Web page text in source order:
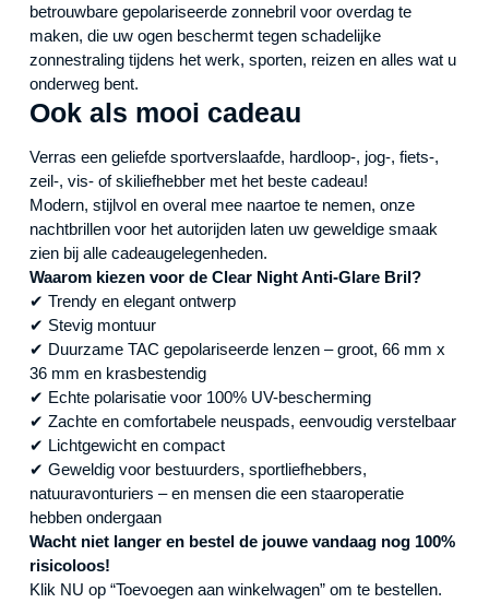
betrouwbare gepolariseerde zonnebril voor overdag te
maken, die uw ogen beschermt tegen schadelijke
zonnestraling tijdens het werk, sporten, reizen en alles wat u
onderweg bent.
Ook als mooi cadeau
Verras een geliefde sportverslaafde, hardloop-, jog-, fiets-,
zeil-, vis- of skiliefhebber met het beste cadeau!
Modern, stijlvol en overal mee naartoe te nemen, onze
nachtbrillen voor het autorijden laten uw geweldige smaak
zien bij alle cadeaugelegenheden.
Waarom kiezen voor de Clear Night Anti-Glare Bril?
✔ Trendy en elegant ontwerp
✔ Stevig montuur
✔ Duurzame TAC gepolariseerde lenzen – groot, 66 mm x
36 mm en krasbestendig
✔ Echte polarisatie voor 100% UV-bescherming
✔ Zachte en comfortabele neuspads, eenvoudig verstelbaar
✔ Lichtgewicht en compact
✔ Geweldig voor bestuurders, sportliefhebbers,
natuuravonturiers – en mensen die een staaroperatie
hebben ondergaan
Wacht niet langer en bestel de jouwe vandaag nog 100%
risicoloos!
Klik NU op “Toevoegen aan winkelwagen” om te bestellen.